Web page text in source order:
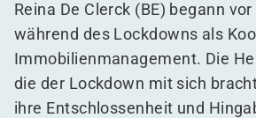
Reina De Clerck (BE) begann
während des Lockdowns als
Immobilienmanagement. Die
die der Lockdown mit sich
ihre Entschlossenheit und